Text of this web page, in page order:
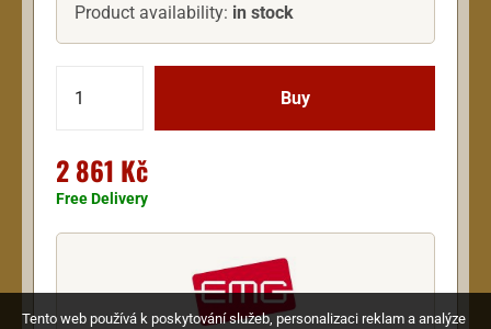
Product availability: in stock
2 861 Kč
Free Delivery
Tento web používá k poskytování služeb, personalizaci reklam a analýze